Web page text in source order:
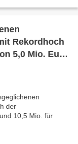
Rekordhoch
5,0 Mio. Euro